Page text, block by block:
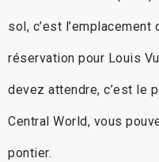
sol, c’est l’emplacement
réservation pour Louis
devez attendre, c’est le
Central World, vous
pontier.